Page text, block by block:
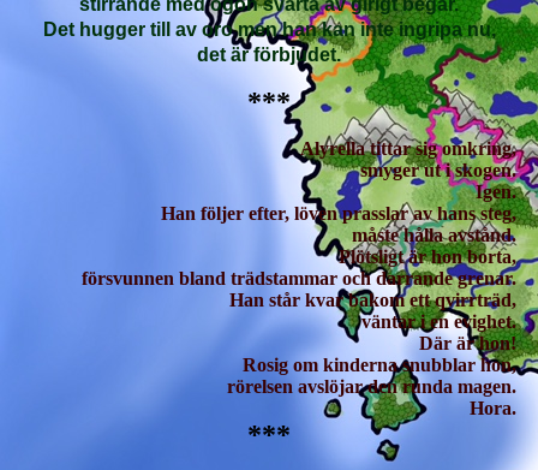
stirrande med ögon svarta av girigt begär.
Det hugger till av oro men han kan inte ingripa nu,
det är förbjudet.
***
Alyrella tittar sig omkring,
smyger ut i skogen.
Igen.
Han följer efter, löven prasslar av hans steg,
måste hålla avstånd.
Plötsligt är hon borta,
försvunnen bland trädstammar och darrande grenar.
Han står kvar bakom ett qvirrträd,
väntar i en evighet.
Där är hon!
Rosig om kinderna snubblar hon,
rörelsen avslöjar den runda magen.
Hora.
***